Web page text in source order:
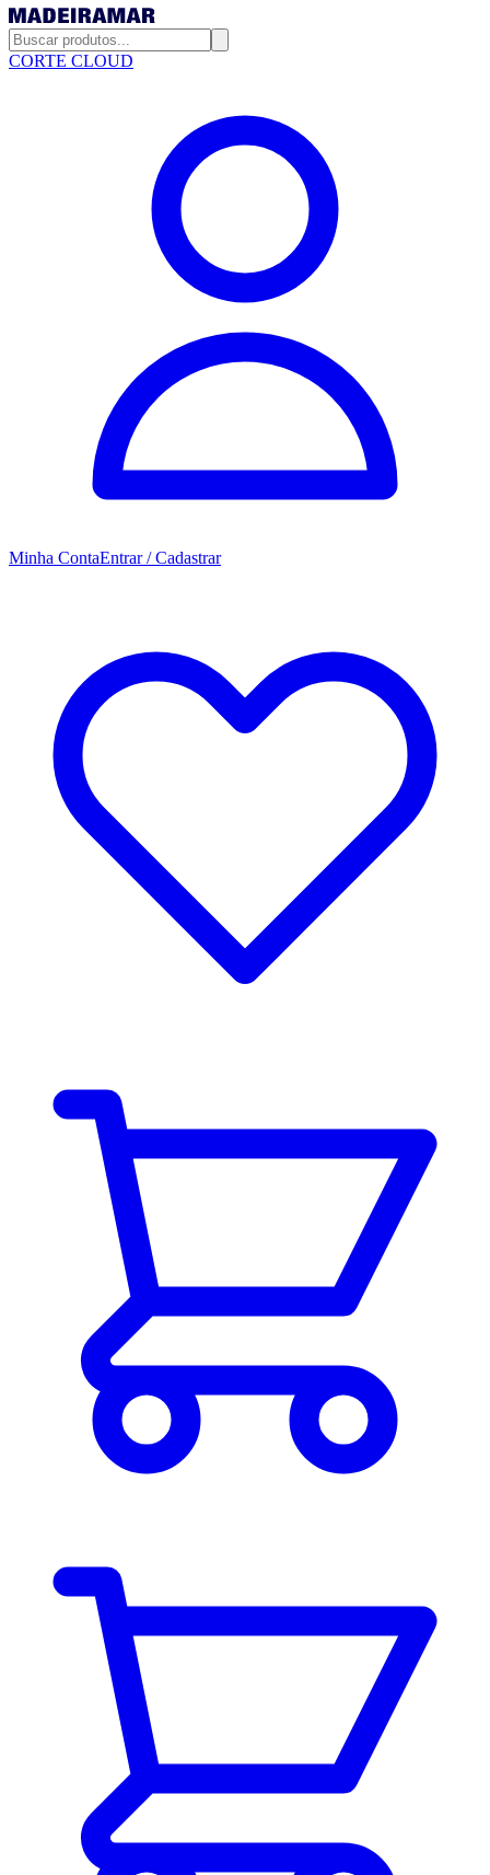
CORTE CLOUD
Minha ContaEntrar / Cadastrar